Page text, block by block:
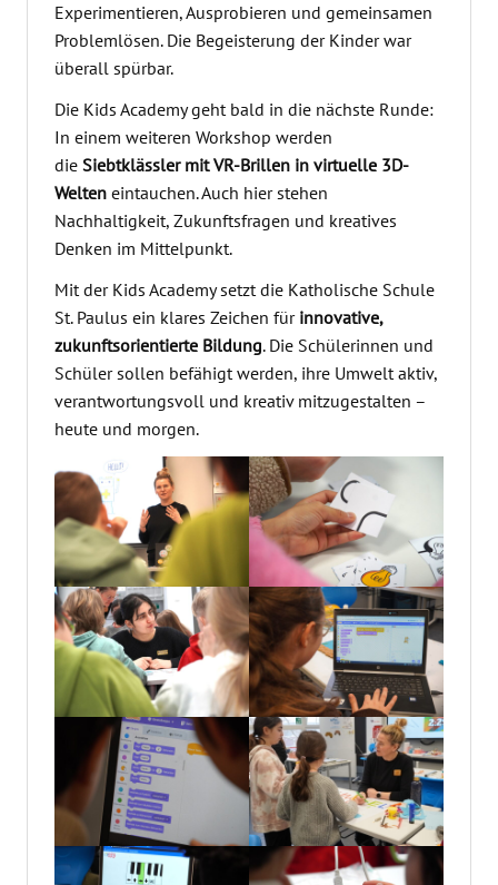
Experimentieren, Ausprobieren und gemeinsamen
Problemlösen. Die Begeisterung der Kinder war
überall spürbar.
Die Kids Academy geht bald in die nächste Runde:
In einem weiteren Workshop werden
die Siebtklässler mit VR-Brillen in virtuelle 3D-
Welten eintauchen. Auch hier stehen
Nachhaltigkeit, Zukunftsfragen und kreatives
Denken im Mittelpunkt.
Mit der Kids Academy setzt die Katholische Schule
St. Paulus ein klares Zeichen für innovative,
zukunftsorientierte Bildung. Die Schülerinnen und
Schüler sollen befähigt werden, ihre Umwelt aktiv,
verantwortungsvoll und kreativ mitzugestalten –
heute und morgen.